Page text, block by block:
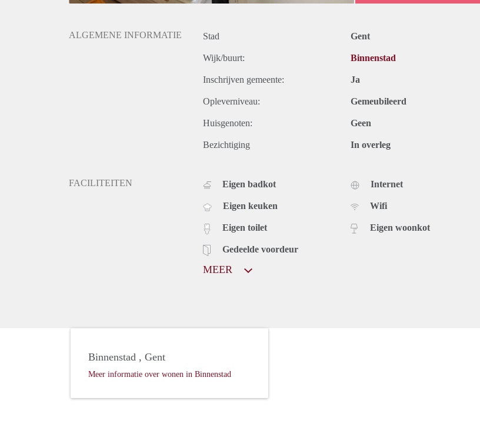
ALGEMENE INFORMATIE Stad Gent
Wijk/buurt: Binnenstad
Inschrijven gemeente: Ja
Opleverniveau: Gemeubileerd
Huisgenoten: Geen
Bezichtiging In overleg
FACILITEITEN Eigen badkot
Eigen keuken
Eigen toilet
Gedeelde voordeur
Internet
Wifi
Eigen woonkot
MEER
Binnenstad , Gent
Meer informatie over wonen in Binnenstad